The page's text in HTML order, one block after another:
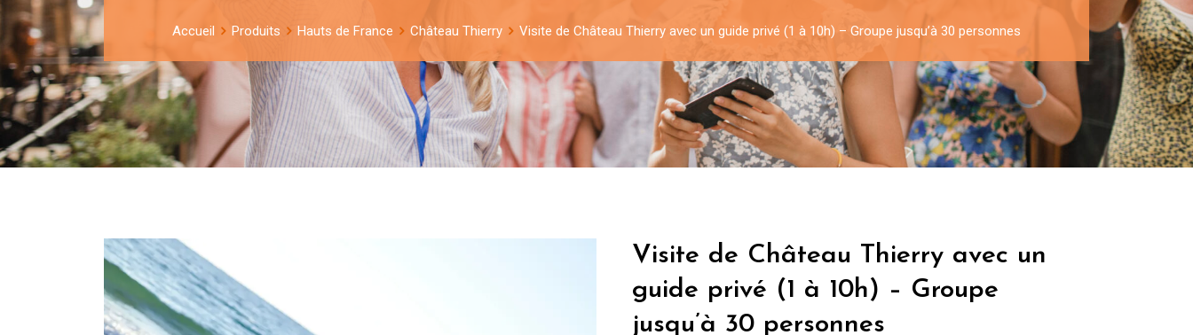
Accueil Produits Hauts de France Château Thierry Visite de Château Thierry avec un guide privé (1 à 10h) – Groupe jusqu’à 30 personnes
Visite de Château Thierry avec un
guide privé (1 à 10h) – Groupe
jusqu’à 30 personnes